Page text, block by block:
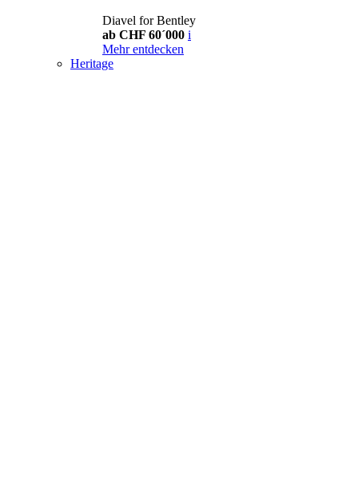
Diavel for Bentley
ab CHF 60´000 i
Mehr entdecken
Heritage